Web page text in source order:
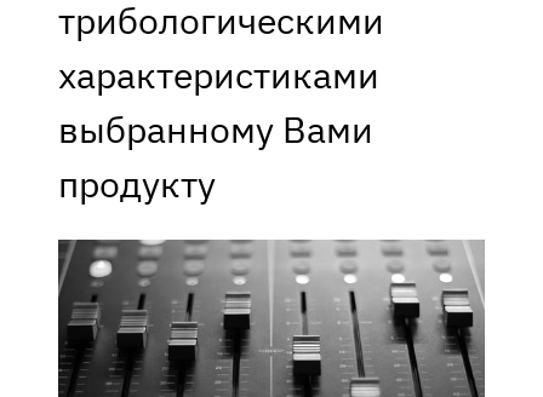
трибологическими
характеристиками
выбранному Вами
продукту